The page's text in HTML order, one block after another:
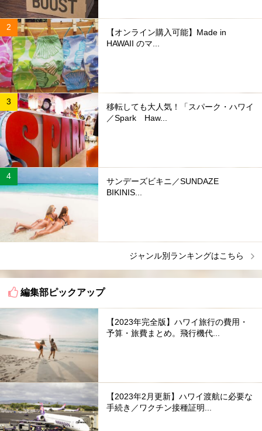
【オンライン購入可能】Made in
HAWAII のマ...
移転しても大人気！「スパーク・ハワイ
／Spark Haw...
サンデーズビキニ／SUNDAZE
BIKINIS...
ジャンル別ランキングはこちら
編集部ピックアップ
【2023年完全版】ハワイ旅行の費用・
予算・旅費まとめ。飛行機代...
【2023年2月更新】ハワイ渡航に必要な
手続き／ワクチン接種証明...